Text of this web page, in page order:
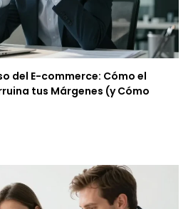
del E-commerce: Cómo el
tus Márgenes (y Cómo